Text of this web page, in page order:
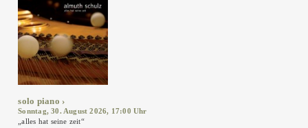
solo piano
Sonntag, 30. August 2026, 17:00 Uhr
„alles hat seine zeit“